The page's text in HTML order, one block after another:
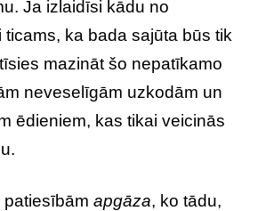
Ja izlaidīsi kādu no
ticams, ka bada sajūta būs tik
mazināt šo nepatīkamo
neveselīgām uzkodām un
ēdieniem, kas tikai veicinās
apgāza, ko tādu,